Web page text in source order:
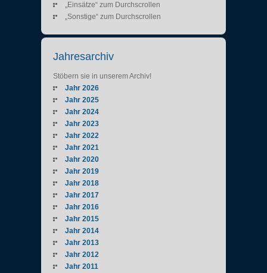
„Einsätze“ zum Durchscrollen
„Sonstige“ zum Durchscrollen
Jahresarchiv
Stöbern sie in unserem Archiv!
Jahr 2026
Jahr 2025
Jahr 2024
Jahr 2023
Jahr 2022
Jahr 2021
Jahr 2020
Jahr 2019
Jahr 2018
Jahr 2017
Jahr 2016
Jahr 2015
Jahr 2014
Jahr 2013
Jahr 2012
Jahr 2011